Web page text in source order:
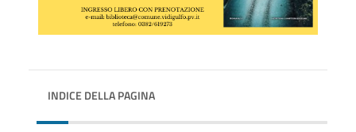
INDICE DELLA PAGINA